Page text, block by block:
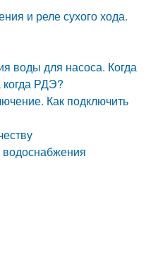
и реле сухого хода.
воды для насоса. Когда
когда РДЭ?
Как подключить